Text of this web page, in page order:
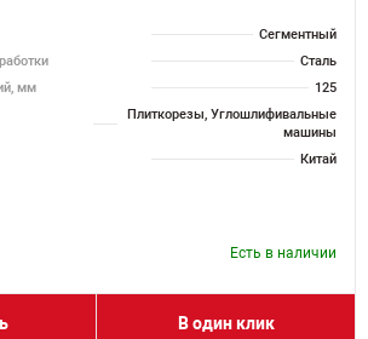
Сегментный
Сталь
мм
125
Плиткорезы, Углошлифивальные
машины
Китай
Есть в наличии
В один клик